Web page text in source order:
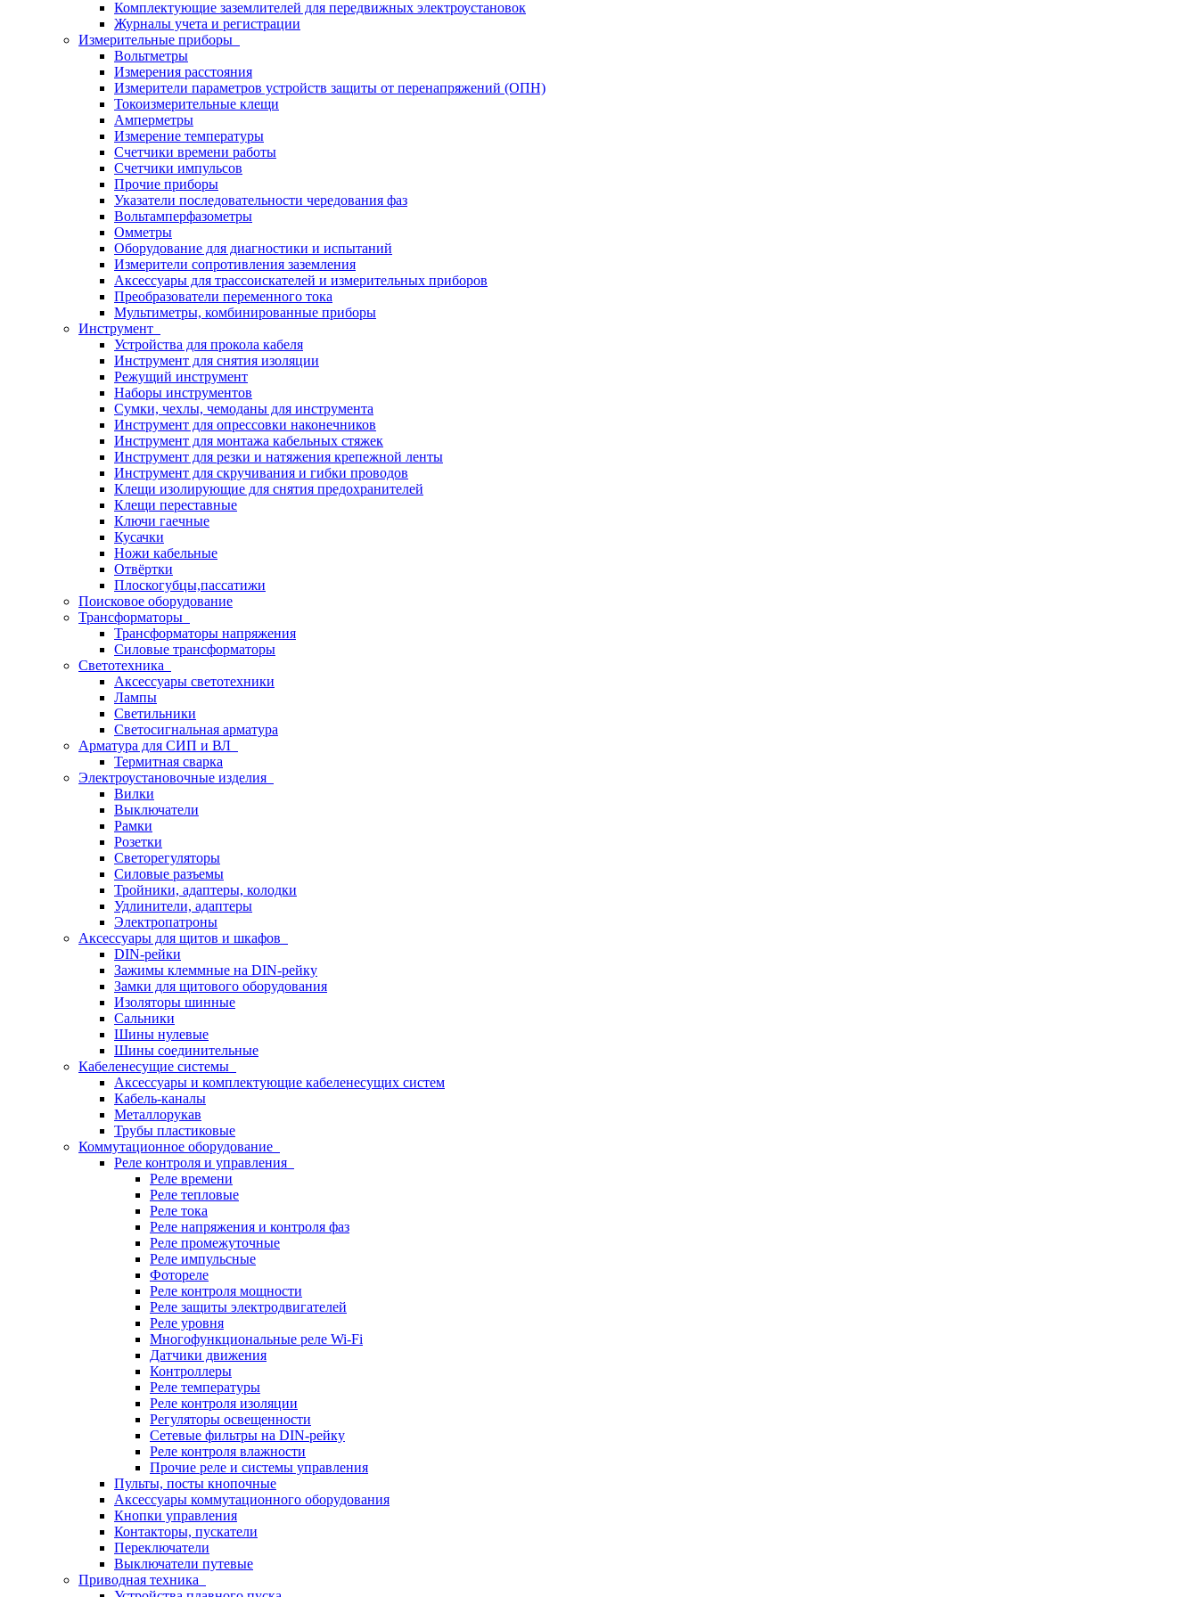
Комплектующие заземлителей для передвижных электроустановок
Журналы учета и регистрации
Измерительные приборы
Вольтметры
Измерения расстояния
Измерители параметров устройств защиты от перенапряжений (ОПН)
Токоизмерительные клещи
Амперметры
Измерение температуры
Счетчики времени работы
Счетчики импульсов
Прочие приборы
Указатели последовательности чередования фаз
Вольтамперфазометры
Омметры
Оборудование для диагностики и испытаний
Измерители сопротивления заземления
Аксессуары для трассоискателей и измерительных приборов
Преобразователи переменного тока
Мультиметры, комбинированные приборы
Инструмент
Устройства для прокола кабеля
Инструмент для снятия изоляции
Режущий инструмент
Наборы инструментов
Сумки, чехлы, чемоданы для инструмента
Инструмент для опрессовки наконечников
Инструмент для монтажа кабельных стяжек
Инструмент для резки и натяжения крепежной ленты
Инструмент для скручивания и гибки проводов
Клещи изолирующие для снятия предохранителей
Клещи переставные
Ключи гаечные
Кусачки
Ножи кабельные
Отвёртки
Плоскогубцы,пассатижи
Поисковое оборудование
Трансформаторы
Трансформаторы напряжения
Силовые трансформаторы
Светотехника
Аксессуары светотехники
Лампы
Светильники
Светосигнальная арматура
Арматура для СИП и ВЛ
Термитная сварка
Электроустановочные изделия
Вилки
Выключатели
Рамки
Розетки
Светорегуляторы
Силовые разъемы
Тройники, адаптеры, колодки
Удлинители, адаптеры
Электропатроны
Аксессуары для щитов и шкафов
DIN-рейки
Зажимы клеммные на DIN-рейку
Замки для щитового оборудования
Изоляторы шинные
Сальники
Шины нулевые
Шины соединительные
Кабеленесущие системы
Аксессуары и комплектующие кабеленесущих систем
Кабель-каналы
Металлорукав
Трубы пластиковые
Коммутационное оборудование
Реле контроля и управления
Реле времени
Реле тепловые
Реле тока
Реле напряжения и контроля фаз
Реле промежуточные
Реле импульсные
Фотореле
Реле контроля мощности
Реле защиты электродвигателей
Реле уровня
Многофункциональные реле Wi-Fi
Датчики движения
Контроллеры
Реле температуры
Реле контроля изоляции
Регуляторы освещенности
Сетевые фильтры на DIN-рейку
Реле контроля влажности
Прочие реле и системы управления
Пульты, посты кнопочные
Аксессуары коммутационного оборудования
Кнопки управления
Контакторы, пускатели
Переключатели
Выключатели путевые
Приводная техника